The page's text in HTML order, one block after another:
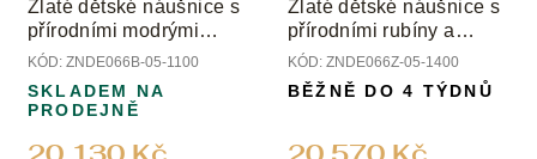
Zlaté dětské náušnice s
přírodními modrými
safíry a diamanty
KÓD: ZNDE066B-05-1100
SKLADEM NA
PRODEJNĚ
Zlaté dětské náušnice s
přírodními rubíny a
diamanty
KÓD: ZNDE066Z-05-1400
BĚŽNĚ DO 4 TÝDNŮ